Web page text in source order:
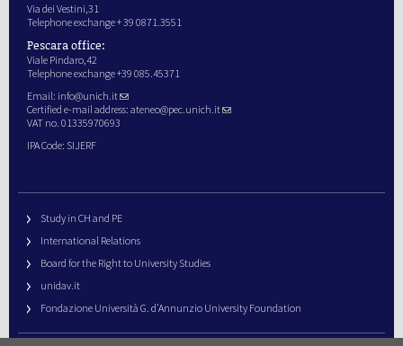
Via dei Vestini,31
Telephone exchange + 39 0871.3551
Pescara office:
Viale Pindaro,42
Telephone exchange +39 085.45371
Email: info@unich.it
Certified e-mail address: ateneo@pec.unich.it
VAT no. 01335970693
IPA Code: SIJERF
Study in CH and PE
International Relations
Board for the Right to University Studies
unidav.it
Fondazione Università G. d’Annunzio University Foundation